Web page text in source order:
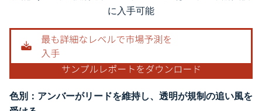
に入手可能
色別：アンバーがリードを維持し、透明が規制の追い風を